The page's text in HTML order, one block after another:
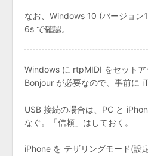
なお、Windows 10 (バージョン
6s で確認。
Windows に rtpMIDI をセットア
Bonjour が必要なので、事前に
USB 接続の場合は、PC と
なぐ。「信頼」はしておく。
iPhone を テザリングモード(設